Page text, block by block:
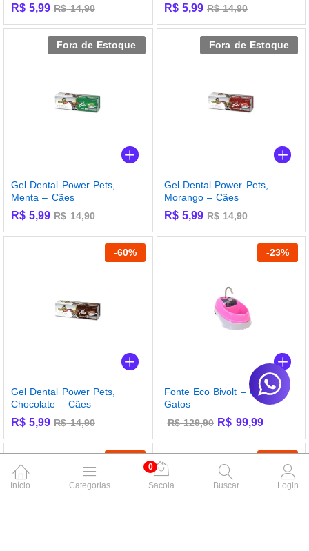
R$ 5,99 R$14,90 R$5,99 R$14,90
Fora de Estoque
Gel Dental Power Pets,
Menta – Cães
R$ 5,99 R$14,90
Fora de Estoque
Gel Dental Power Pets,
Morango – Cães
R$5,99 R$14,90
-60%
Gel Dental Power Pets,
Chocolate – Cães
R$ 5,99 R$14,90
-23%
Fonte Eco Bivolt – Cães e
Gatos
R$129,90 R$ 99,99
Início Categorias
0
Sacola
Buscar Login